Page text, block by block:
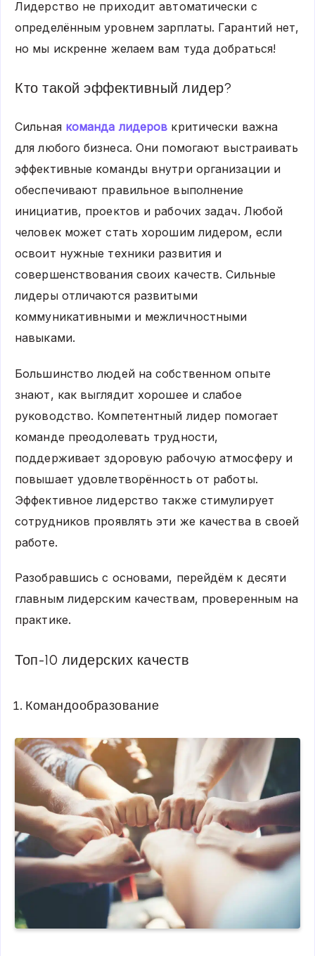
Лидерство не приходит автоматически с
определённым уровнем зарплаты. Гарантий нет,
но мы искренне желаем вам туда добраться!
Кто такой эффективный лидер?
Сильная команда лидеров критически важна
для любого бизнеса. Они помогают выстраивать
эффективные команды внутри организации и
обеспечивают правильное выполнение
инициатив, проектов и рабочих задач. Любой
человек может стать хорошим лидером, если
освоит нужные техники развития и
совершенствования своих качеств. Сильные
лидеры отличаются развитыми
коммуникативными и межличностными
навыками.
Большинство людей на собственном опыте
знают, как выглядит хорошее и слабое
руководство. Компетентный лидер помогает
команде преодолевать трудности,
поддерживает здоровую рабочую атмосферу и
повышает удовлетворённость от работы.
Эффективное лидерство также стимулирует
сотрудников проявлять эти же качества в своей
работе.
Разобравшись с основами, перейдём к десяти
главным лидерским качествам, проверенным на
практике.
Топ-10 лидерских качеств
Командообразование